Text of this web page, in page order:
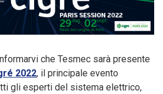
che Tesmec sarà presente
2022, il principale evento
gli esperti del sistema elettrico,